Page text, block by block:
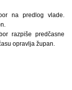
na predlog vlade.
razpiše predčasne
opravlja župan.